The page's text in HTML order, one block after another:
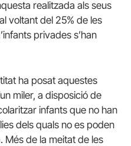
realitzada als seus
voltant del 25% de les
privades s’han
ha posat aquestes
miler, a disposició de
infants que no han
dels quals no es poden
de la meitat de les